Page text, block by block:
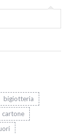
bigiotteria
cartone